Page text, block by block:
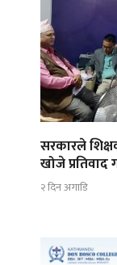
सरकारले
खोजे प्रतिवाद
२ दिन अगाडि